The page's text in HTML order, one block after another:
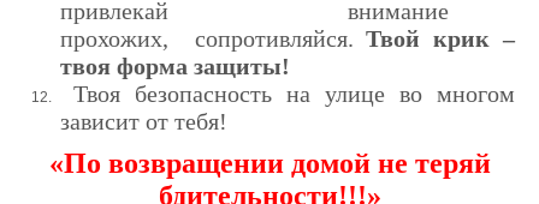
привлекай внимание
прохожих, сопротивляйся.Твой крик –
твоя форма защиты!
12.
Твоя безопасность на улице во многом
зависит от тебя!
«По возвращении домой не теряй
бдительности!!!»